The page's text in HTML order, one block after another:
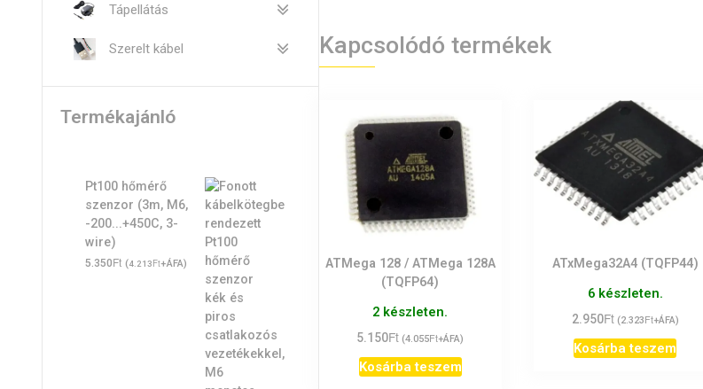
Kapcsolódó termékek
ATMega 128 / ATMega 128A
(TQFP64)
2 készleten.
5.150Ft (4.055Ft+ÁFA)
Kosárba teszem
ATxMega32A4 (TQFP44)
6 készleten.
2.950Ft (2.323Ft+ÁFA)
Kosárba teszem
Tápellátás
Szerelt kábel
Termékajánló
Pt100 hőmérő
szenzor (3m, M6,
-200...+450C, 3-
wire)
5.350Ft (4.213Ft+ÁFA)